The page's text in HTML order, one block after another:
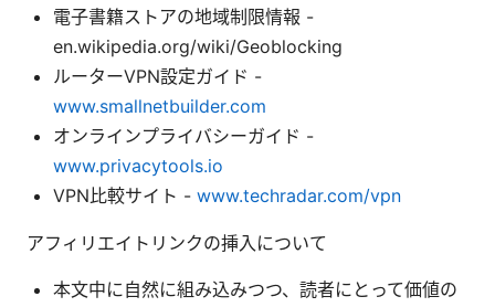
電子書籍ストアの地域制限情報 -
en.wikipedia.org/wiki/Geoblocking
ルーターVPN設定ガイド -
www.smallnetbuilder.com
オンラインプライバシーガイド -
www.privacytools.io
VPN比較サイト - www.techradar.com/vpn
アフィリエイトリンクの挿入について
本文中に自然に組み込みつつ、読者にとって価値の